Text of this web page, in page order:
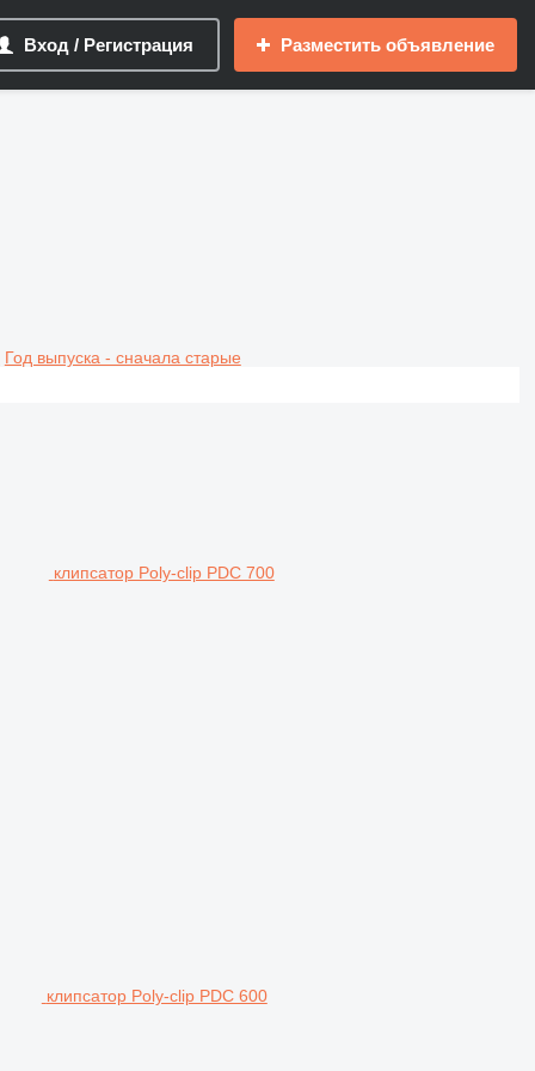
Вход / Регистрация Разместить объявление
Год выпуска - сначала старые
клипсатор Poly-clip PDC 700
клипсатор Poly-clip PDC 600